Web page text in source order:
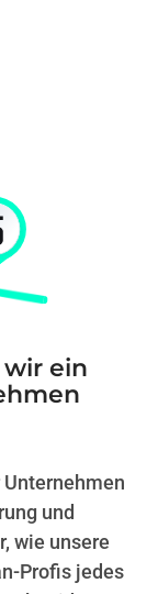
ein
und
wie unsere
Profis jedes